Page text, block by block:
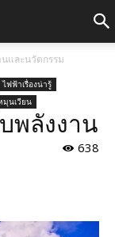
และนวัตกรรม
ไฟฟ้าเรื่องน่ารู้
มุนเวียน
พลังงาน
638